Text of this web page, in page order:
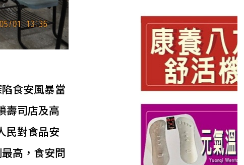
食安風暴當
壽司店及高
民對食品安
高，食安問